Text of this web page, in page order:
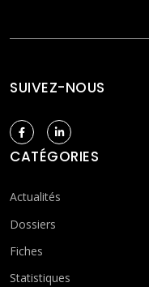
SUIVEZ-NOUS
CATÉGORIES
Actualités
Dossiers
Fiches
Statistiques